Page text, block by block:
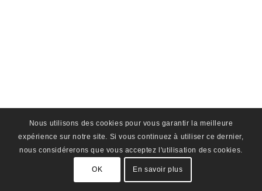
Nous utilisons des cookies pour vous garantir la meilleure
expérience sur notre site. Si vous continuez à utiliser ce dernier,
nous considérerons que vous acceptez l'utilisation des cookies.
OK En savoir plus